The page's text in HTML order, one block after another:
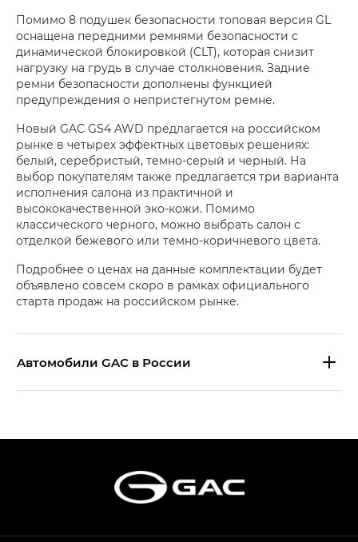
Помимо 8 подушек безопасности топовая версия GL
оснащена передними ремнями безопасности с
динамической блокировкой (CLT), которая снизит
нагрузку на грудь в случае столкновения. Задние
ремни безопасности дополнены функцией
предупреждения о непристегнутом ремне.
Новый GAC GS4 AWD предлагается на российском
рынке в четырех эффектных цветовых решениях:
белый, серебристый, темно-серый и черный. На
выбор покупателям также предлагается три варианта
исполнения салона из практичной и
высококачественной эко-кожи. Помимо
классического черного, можно выбрать салон с
отделкой бежевого или темно-коричневого цвета.
Подробнее о ценах на данные комплектации будет
объявлено совсем скоро в рамках официального
старта продаж на российском рынке.
Aвтомобили GAC в России
Эс Икс ПРЕМИУМ — SX PREMIUM
S7 — Эс 7 (S7) в комплектациях
Эс Икс ПРЕМИУМ — SX PREMIUM, Эс Тэ — ST
в комплектации Экс ПРЕМИУМ — EX PREMIUM